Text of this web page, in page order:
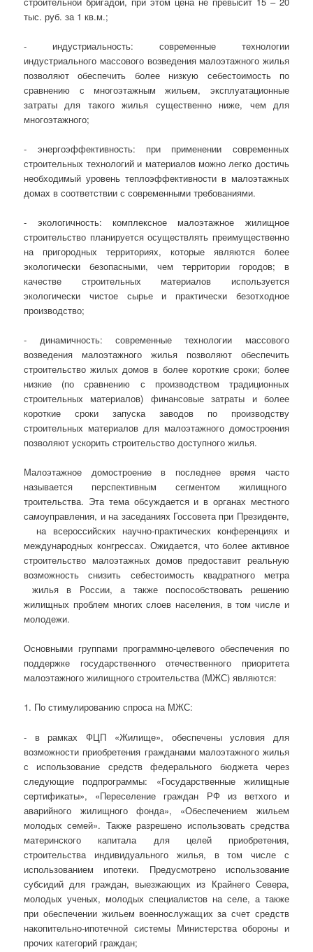
тыс. руб. за 1 кв.м.;
- индустриальность: современные технологии
индустриального массового возведения малоэтажного жилья
позволяют обеспечить более низкую себестоимость по
сравнению с многоэтажным жильем, эксплуатационные
затраты для такого жилья существенно ниже, чем для
многоэтажного;
- энергоэффективность: при применении современных
строительных технологий и материалов можно легко достичь
необходимый уровень теплоэффективности в малоэтажных
домах в соответствии с современными требованиями.
- экологичность: комплексное малоэтажное жилищное
строительство планируется осуществлять преимущественно
на пригородных территориях, которые являются более
экологически безопасными, чем территории городов; в
качестве строительных материалов используется
экологически чистое сырье и практически безотходное
производство;
- динамичность: современные технологии массового
возведения малоэтажного жилья позволяют обеспечить
строительство жилых домов в более короткие сроки; более
низкие (по сравнению с производством традиционных
строительных материалов) финансовые затраты и более
короткие сроки запуска заводов по производству
строительных материалов для малоэтажного домостроения
позволяют ускорить строительство доступного жилья.
Малоэтажное домостроение в последнее время часто
называется перспективным сегментом жилищного
троительства. Эта тема обсуждается и в органах местного
самоуправления, и на заседаниях Госсовета при Президенте,
на всероссийских научно-практических конференциях и
международных конгрессах. Ожидается, что более активное
строительство малоэтажных домов предоставит реальную
возможность снизить себестоимость квадратного метра
жилья в России, а также поспособствовать решению
жилищных проблем многих слоев населения, в том числе и
молодежи.
Основными группами программно-целевого обеспечения по
поддержке государственного отечественного приоритета
малоэтажного жилищного строительства (МЖС) являются:
1. По стимулированию спроса на МЖС:
- в рамках ФЦП «Жилище», обеспечены условия для
возможности приобретения гражданами малоэтажного жилья
с использование средств федерального бюджета через
следующие подпрограммы: «Государственные жилищные
сертификаты», «Переселение граждан РФ из ветхого и
аварийного жилищного фонда», «Обеспечением жильем
молодых семей». Также разрешено использовать средства
материнского капитала для целей приобретения,
строительства индивидуального жилья, в том числе с
использованием ипотеки. Предусмотрено использование
субсидий для граждан, выезжающих из Крайнего Севера,
молодых ученых, молодых специалистов на селе, а также
при обеспечении жильем военнослужащих за счет средств
накопительно-ипотечной системы Министерства обороны и
прочих категорий граждан;